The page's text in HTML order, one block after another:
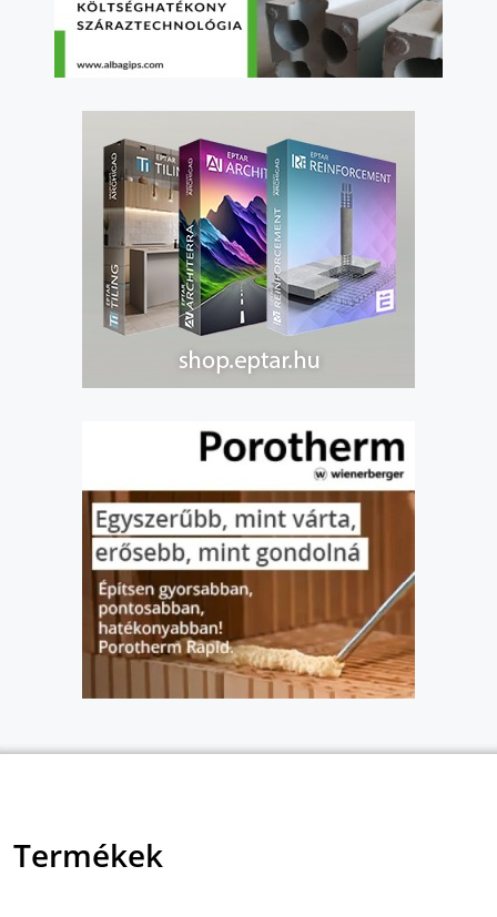
Termékek